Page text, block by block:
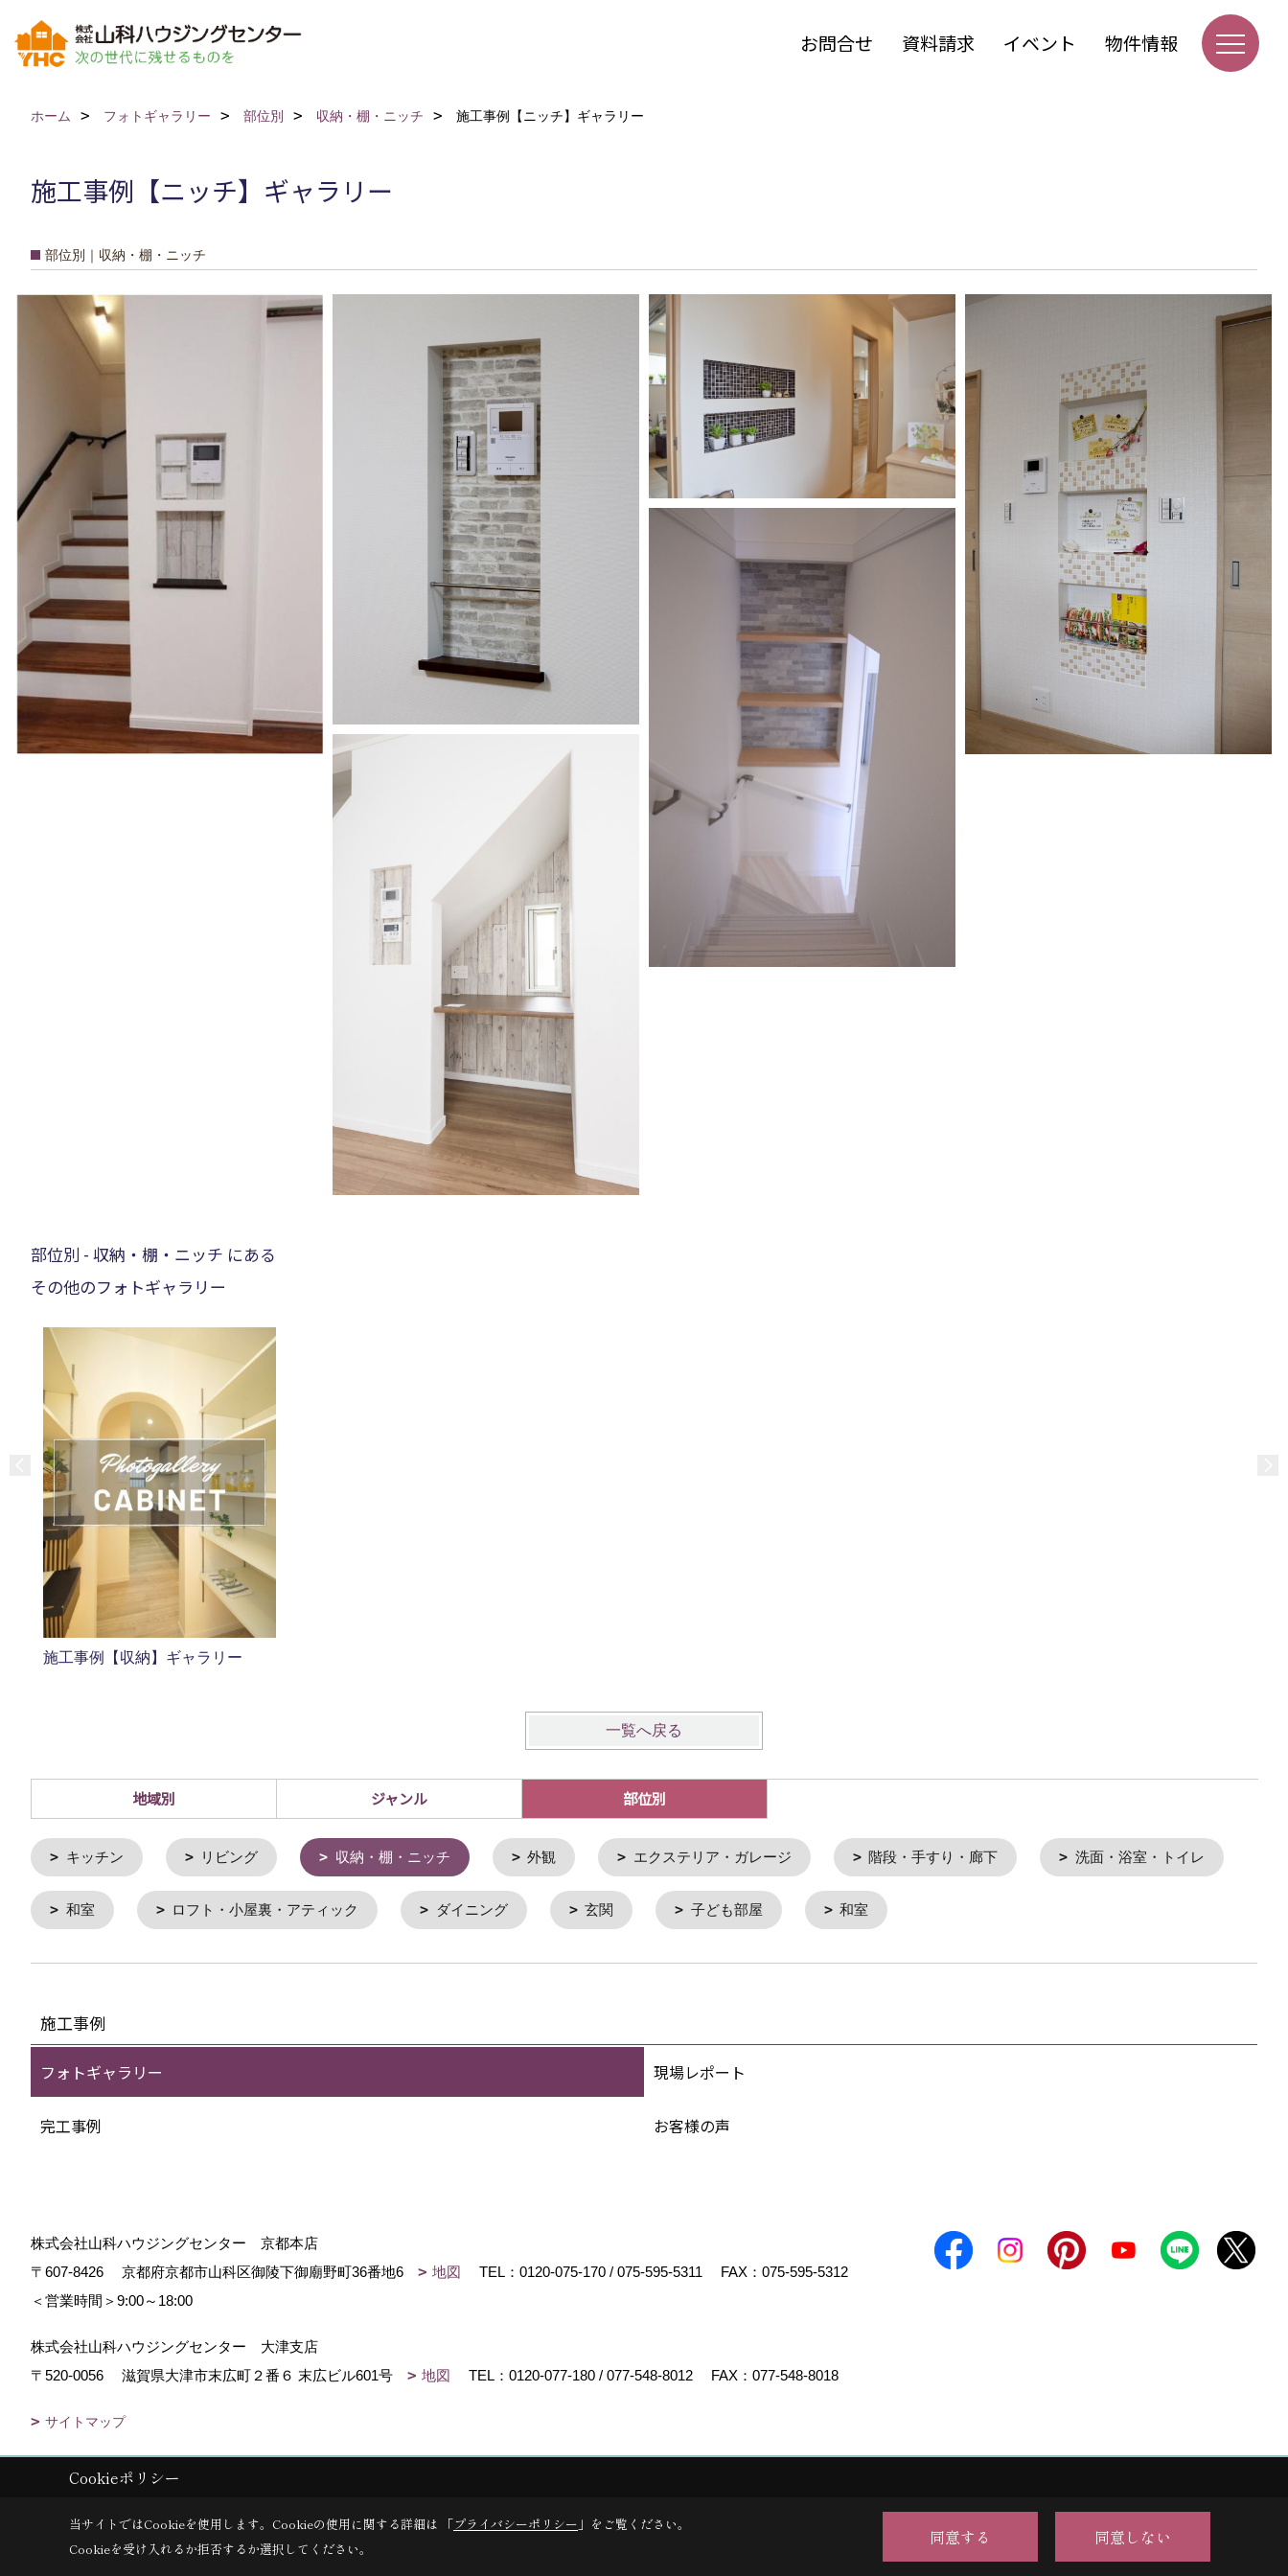
お問合せ 資料請求 イベント 物件情報
ホーム フォトギャラリー 部位別 収納・棚・ニッチ 施工事例【ニッチ】ギャラリー
施工事例【ニッチ】ギャラリー
部位別｜収納・棚・ニッチ
部位別 - 収納・棚・ニッチ にある
その他のフォトギャラリー
施工事例【収納】ギャラリー
一覧へ戻る
地域別 ジャンル 部位別
キッチン リビング 収納・棚・ニッチ 外観 エクステリア・ガレージ 階段・手すり・廊下 洗面・浴室・トイレ
和室 ロフト・小屋裏・アティック ダイニング 玄関 子ども部屋 和室
施工事例
フォトギャラリー 現場レポート
完工事例 お客様の声
株式会社山科ハウジングセンター 京都本店
〒607-8426
京都府京都市山科区御陵下御廟野町36番地6 地図 TEL： 0120-075-170 / 075-595-5311
FAX：075-595-5312
＜営業時間＞9:00～18:00
株式会社山科ハウジングセンター 大津支店
〒520-0056
滋賀県大津市末広町２番６ 末広ビル601号 地図 TEL： 0120-077-180 / 077-548-8012 FAX：077-548-8018
サイトマップ
Copyright (c) Yamashina Housing center. All Rights Reserved.
Cookieポリシー
当サイトではCookieを使用します。 Cookieの使用に関する詳細は 「プライバシーポリシー 」をご覧ください。
Cookieを受け入れるか拒否するか選択してください。
同意する 同意しない